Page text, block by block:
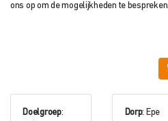
ons op om de mogelijkheden te bespreken.
Doelgroep:
Dorp: Epe